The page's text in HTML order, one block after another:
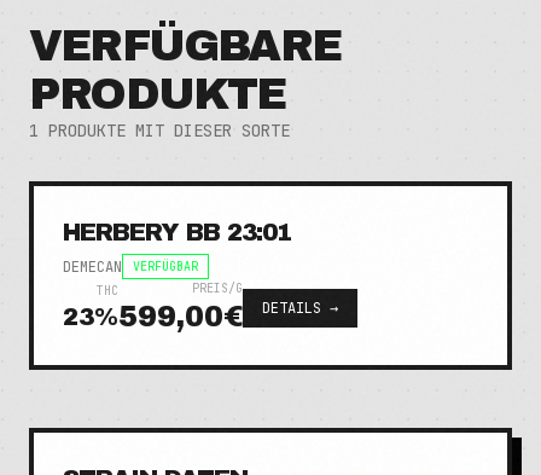
VERFÜGBARE
PRODUKTE
1 PRODUKTE MIT DIESER SORTE
HERBERY BB 23:01
DEMECAN
VERFÜGBAR
THC
23%
PREIS/G
599,00€ DETAILS →